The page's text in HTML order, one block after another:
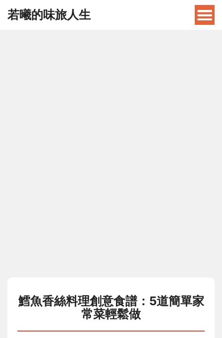
若曦的味旅人生
鱈魚香絲料理創意食譜：5道簡單家
常菜輕鬆做